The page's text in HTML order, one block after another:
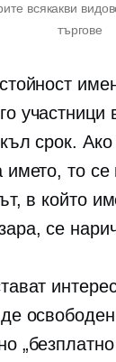
всякакви
търгове
участници
срок.
името, то
в който
се
освободен